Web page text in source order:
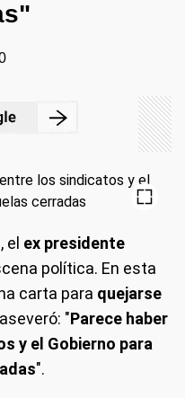
ex presidente
política. En esta
carta para quejarse
"Parece haber
y el Gobierno para
".